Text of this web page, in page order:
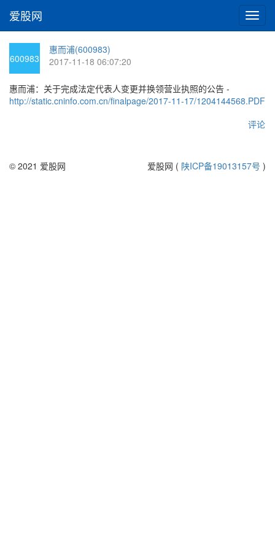
切
换
爱股网
600983
惠而浦(600983)
2017-11-18 06:07:20
惠而浦：关于完成法定代表人变更并换领营业执照的公告 -
http://static.cninfo.com.cn/finalpage/2017-11-17/1204144568.PDF
评论
© 2021 爱股网 爱股网 ( 陕ICP备19013157号 )